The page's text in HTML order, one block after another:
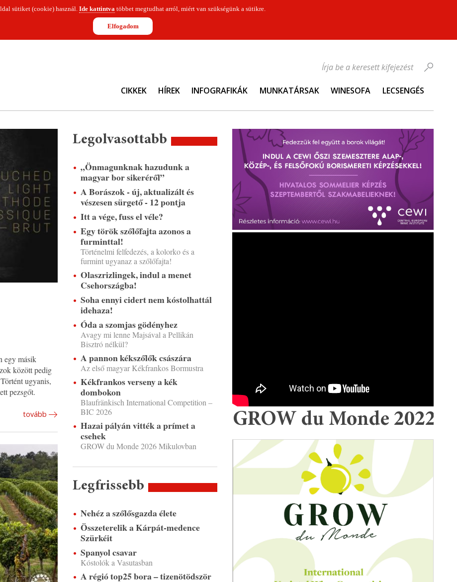
sütiket (cookie) használ. Ide kattintvatöbbet megtudhat arról, miért van szükségünk a sütikre.
Elfogadom
CIKKEK HÍREK INFOGRAFIKÁK MUNKATÁRSAK WINESOFA LECSENGÉS
Írja be a keresett kifejezést
egy másik
között pedig
ugyanis,
pezsgőt.
tovább
Legolvasottabb
„Önmagunknak hazudunk a
magyar bor sikeréről”
A Borászok - új, aktualizált és
vészesen sürgető - 12 pontja
Itt a vége, fuss el véle?
Egy török szőlőfajta azonos a
furminttal!
Történelmi felfedezés, a kolorko és a
furmint ugyanaz a szőlőfajta!
Olaszrizlingek, indul a menet
Csehországba!
Soha ennyi cidert nem kóstolhattál
idehaza!
Óda a szomjas gödényhez
Avagy mi lenne Majsával a Pellikán
Bisztró nélkül?
A pannon kékszőlők császára
Az első magyar Kékfrankos Bormustra
Kékfrankos verseny a kék
dombokon
Blaufränkisch International Competition –
BIC 2026
Hazai pályán vitték a prímet a
csehek
GROW du Monde 2026 Mikulovban
Legfrissebb
Nehéz a szőlősgazda élete
Összeterelik a Kárpát-medence
Szürkéit
Spanyol csavar
Kóstolók a Vasutasban
A régió top25 bora – tizenötödször
GROW du Monde 2022